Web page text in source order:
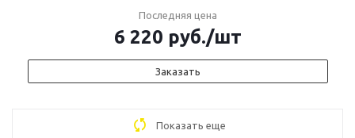
Последняя цена
6 220 руб./шт
Заказать
Показать еще